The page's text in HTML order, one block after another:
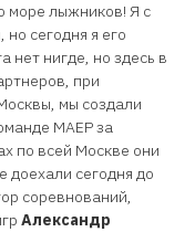
море лыжников! Я с
сегодня я его
нет нигде, но здесь в
при
мы создали
МАЕР за
по всей Москве они
доехали сегодня до
соревнований,
Александр